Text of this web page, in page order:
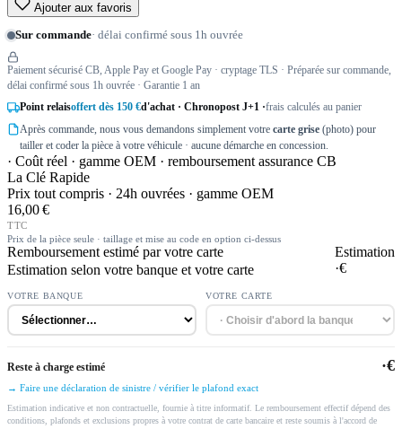
Ajouter aux favoris
Sur commande· délai confirmé sous 1h ouvrée
Paiement sécurisé CB, Apple Pay et Google Pay · cryptage TLS · Préparée sur commande,
délai confirmé sous 1h ouvrée · Garantie 1 an
Point relaisoffert dès 150 €d'achat · Chronopost J+1 ·frais calculés au panier
Après commande, nous vous demandons simplement votre carte grise (photo) pour
tailler et coder la pièce à votre véhicule · aucune démarche en concession.
· Coût réel · gamme OEM · remboursement assurance CB
La Clé Rapide
Prix tout compris · 24h ouvrées · gamme OEM
16,00 €
TTC
Prix de la pièce seule · taillage et mise au code en option ci-dessus
Remboursement estimé par votre carte
Estimation selon votre banque et votre carte
Estimation
·€
VOTRE BANQUE VOTRE CARTE
Reste à charge estimé ·€
→ Faire une déclaration de sinistre / vérifier le plafond exact
Estimation indicative et non contractuelle, fournie à titre informatif. Le remboursement effectif dépend des
conditions, plafonds et exclusions propres à votre contrat de carte bancaire et reste soumis à l'accord de